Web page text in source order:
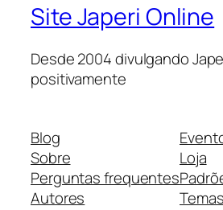
Site Japeri Online
Desde 2004 divulgando
positivamente
Blog
Sobre
Perguntas frequentes
Autores
Loja
Temas